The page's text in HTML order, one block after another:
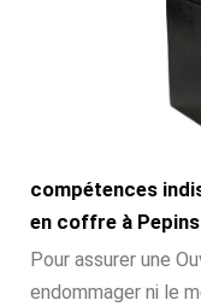
compétences
en coffre à
Pour assurer une
endommager ni le